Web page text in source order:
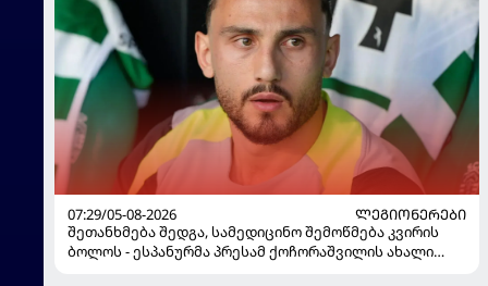
07:29/05-08-2026
ᲚᲔᲒᲘᲝᲜᲔᲠᲔᲑᲘ
შეთანხმება შედგა, სამედიცინო შემოწმება კვირის
ბოლოს - ესპანურმა პრესამ ქოჩორაშვილის ახალი